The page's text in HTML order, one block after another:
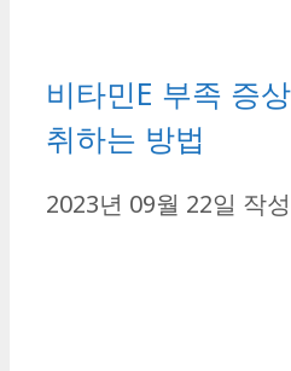
비타민E 부족 증
취하는 방법
2023년 09월 22일 작